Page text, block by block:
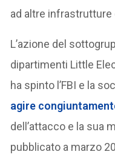
ad altre infrastrutture
L’azione del
dipartimenti Little
ha spinto l’FBI e la
agire
dell’attacco e la sua
pubblicato a marzo